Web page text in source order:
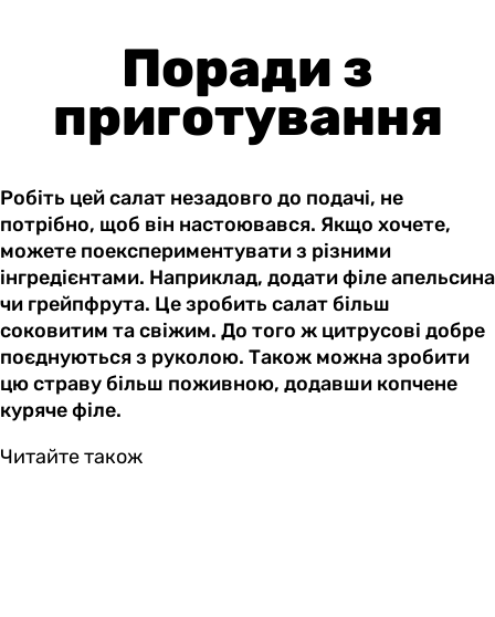
Поради з
приготування
Робіть цей салат незадовго до подачі, не
потрібно, щоб він настоювався. Якщо хочете,
можете поекспериментувати з різними
інгредієнтами. Наприклад, додати філе апельсина
чи грейпфрута. Це зробить салат більш
соковитим та свіжим. До того ж цитрусові добре
поєднуються з руколою. Також можна зробити
цю страву більш поживною, додавши копчене
куряче філе.
Читайте також